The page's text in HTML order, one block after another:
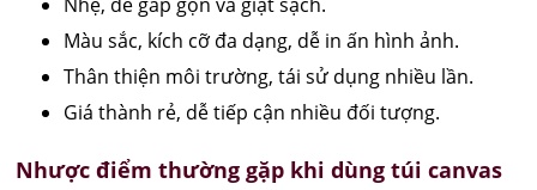
Màu sắc, kích cỡ đa dạng, dễ in ấn hình ảnh.
Thân thiện môi trường, tái sử dụng nhiều lần.
Giá thành rẻ, dễ tiếp cận nhiều đối tượng.
Nhược điểm thường gặp khi dùng túi canvas